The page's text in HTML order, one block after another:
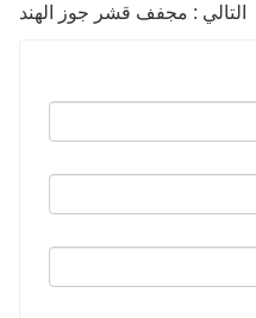
التالي : مجفف قشر جوز الهند